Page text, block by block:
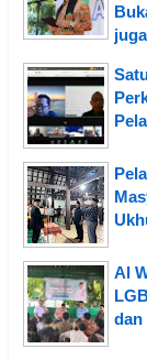
Al
dan